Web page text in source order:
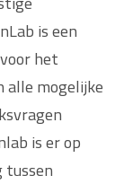
is een
het
alle mogelijke
is er op